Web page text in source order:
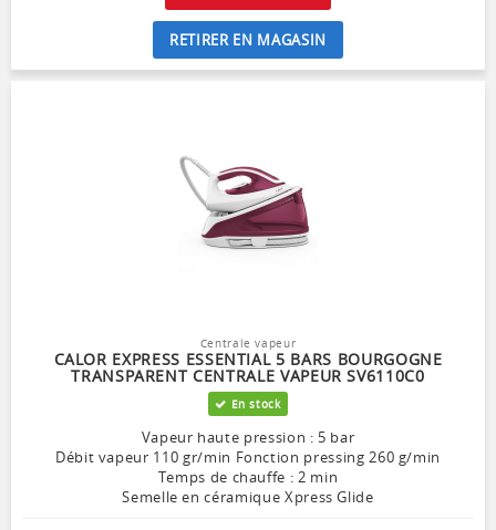
RETIRER EN MAGASIN
Centrale vapeur
CALOR EXPRESS ESSENTIAL 5 BARS BOURGOGNE
TRANSPARENT CENTRALE VAPEUR SV6110C0
En stock
Vapeur haute pression : 5 bar
Débit vapeur 110 gr/min Fonction pressing 260 g/min
Temps de chauffe : 2 min
Semelle en céramique Xpress Glide